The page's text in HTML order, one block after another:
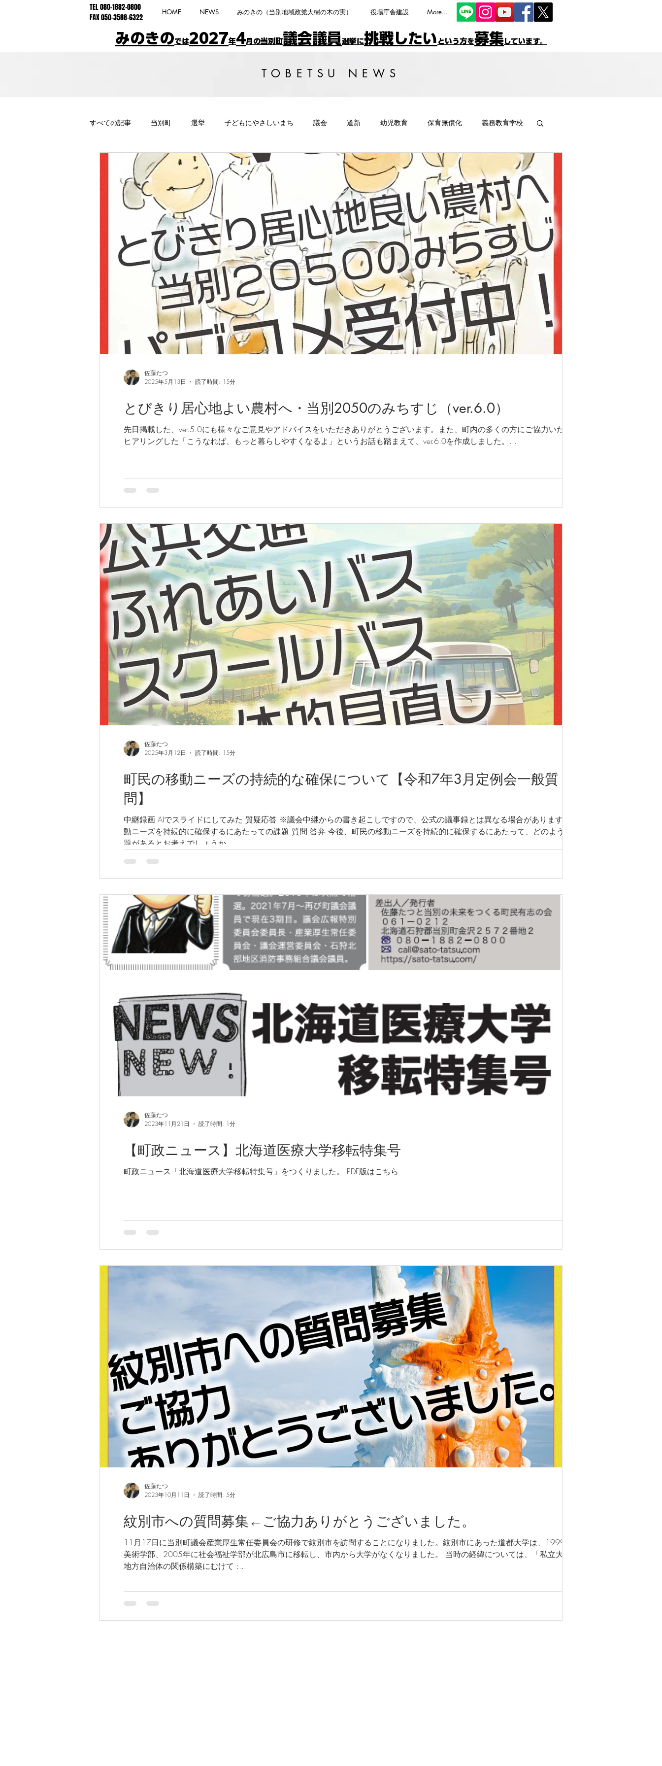
TEL 080-1882-0800
FAX 050-3588-6322
HOME NEWS みのきの（当別地域政党大樹の木の実） 役場庁舎建設 More...
みのきのでは2027年4月の当別町議会議員 選挙に挑戦したい という方を募集しています。
TOBETSU NEWS
すべての記事 当別町 選挙 子どもにやさしいまち 議会 道新 幼児教育 保育無償化 義務教育学校
特別支援 学園都市線 公共交通 公共工事 コミュニティFM 野外で算数
不登校 ショートステイ フェアトレード ICT ふるさと納税 高校 決算
副音声解説 総合計画 人口減少 総務文教常任委員会 図書館
とびきり居心地よい農村へ・当別2050のみちすじ（ver.6.0）
先日掲載した、ver.5.0にも様々なご意見やアドバイスをいただきありがとうございます。また、町内の多くの方にご協力いただき
ヒアリングした「こうなれば、もっと暮らしやすくなるよ」というお話も踏まえて、ver.6.0を作成しました。...
佐藤たつ
2025年5月13日
読了時間: 15分
町民の移動ニーズの持続的な確保について【令和7年3月定例会一般質
問】
中継録画 AIでスライドにしてみた 質疑応答 ※議会中継からの書き起こしですので、公式の議事録とは異なる場合があります。 移
動ニーズを持続的に確保するにあたっての課題 質問 答弁 今後、町民の移動ニーズを持続的に確保するにあたって、どのような課
題があるとお考えでしょうか。...
佐藤たつ
2025年3月12日
読了時間: 15分
【町政ニュース】北海道医療大学移転特集号
町政ニュース「北海道医療大学移転特集号」をつくりました。 PDF版はこちら
佐藤たつ
2023年11月21日
読了時間: 1分
紋別市への質問募集←ご協力ありがとうございました。
11月17日に当別町議会産業厚生常任委員会の研修で紋別市を訪問することになりました。紋別市にあった道都大学は、1999年に
美術学部、2005年に社会福祉学部が北広島市に移転し、市内から大学がなくなりました。 当時の経緯については、「私立大学と
地方自治体の関係構築にむけて :...
佐藤たつ
2023年10月11日
読了時間: 5分